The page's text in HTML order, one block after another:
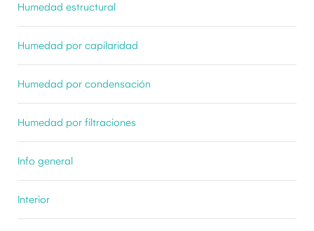
Humedad estructural
Humedad por capilaridad
Humedad por condensación
Humedad por filtraciones
Info general
Interior